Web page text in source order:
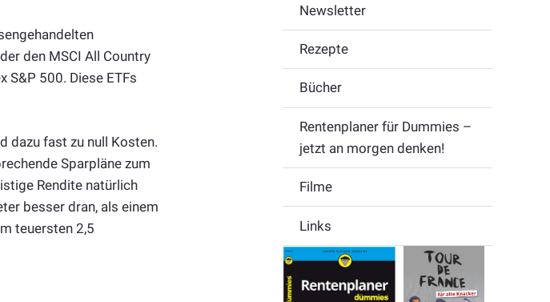
den MSCI All Country
S&P 500. Diese ETFs
dazu fast zu null Kosten.
Sparpläne zum
Rendite natürlich
besser dran, als einem
teuersten 2,5
Newsletter
Rezepte
Bücher
Rentenplaner für Dummies –
jetzt an morgen denken!
Filme
Links